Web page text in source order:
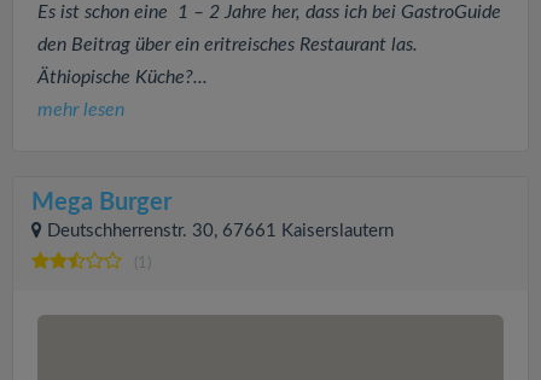
Es ist schon eine 1 – 2 Jahre her, dass ich bei GastroGuide
den Beitrag über ein eritreisches Restaurant las.
Äthiopische Küche?...
mehr lesen
Mega Burger
Deutschherrenstr. 30, 67661 Kaiserslautern
(1)